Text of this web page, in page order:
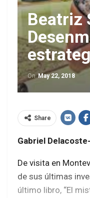
Beatriz
OnMay 22, 2018
Share
Gabriel
De visita en
de sus últimas
último libro, “El